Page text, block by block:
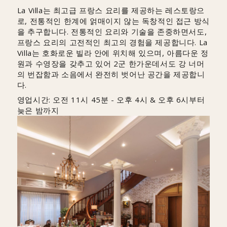
La Villa는 최고급 프랑스 요리를 제공하는 레스토랑으
로, 전통적인 한계에 얽매이지 않는 독창적인 접근 방식
을 추구합니다. 전통적인 요리와 기술을 존중하면서도,
프랑스 요리의 고전적인 최고의 경험을 제공합니다. La
Villa는 호화로운 빌라 안에 위치해 있으며, 아름다운 정
원과 수영장을 갖추고 있어 2군 한가운데서도 강 너머
의 번잡함과 소음에서 완전히 벗어난 공간을 제공합니
다.
영업시간: 오전 11시 45분 - 오후 4시 & 오후 6시부터
늦은 밤까지